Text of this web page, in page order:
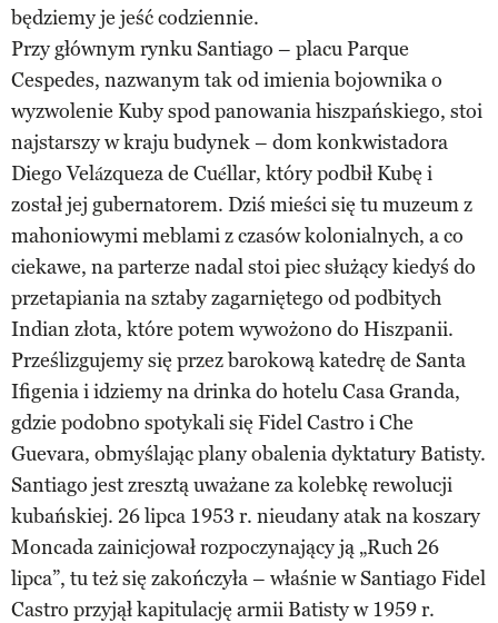
będziemy je jeść codziennie.
Przy głównym rynku Santiago – placu Parque
Cespedes, nazwanym tak od imienia bojownika o
wyzwolenie Kuby spod panowania hiszpańskiego, stoi
najstarszy w kraju budynek – dom konkwistadora
Diego Velázqueza de Cuéllar, który podbił Kubę i
został jej gubernatorem. Dziś mieści się tu muzeum z
mahoniowymi meblami z czasów kolonialnych, a co
ciekawe, na parterze nadal stoi piec służący kiedyś do
przetapiania na sztaby zagarniętego od podbitych
Indian złota, które potem wywożono do Hiszpanii.
Prześlizgujemy się przez barokową katedrę de Santa
Ifigenia i idziemy na drinka do hotelu Casa Granda,
gdzie podobno spotykali się Fidel Castro i Che
Guevara, obmyślając plany obalenia dyktatury Batisty.
Santiago jest zresztą uważane za kolebkę rewolucji
kubańskiej. 26 lipca 1953 r. nieudany atak na koszary
Moncada zainicjował rozpoczynający ją „Ruch 26
lipca”, tu też się zakończyła – właśnie w Santiago Fidel
Castro przyjął kapitulację armii Batisty w 1959 r.